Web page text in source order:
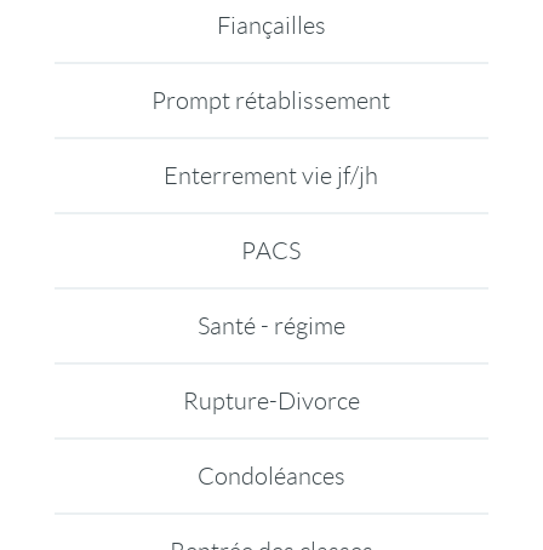
Fiançailles
Prompt rétablissement
Enterrement vie jf/jh
PACS
Santé - régime
Rupture-Divorce
Condoléances